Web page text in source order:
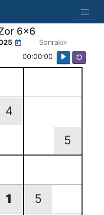
6x6
Sonraki»
00:00:00
4
5
1 5